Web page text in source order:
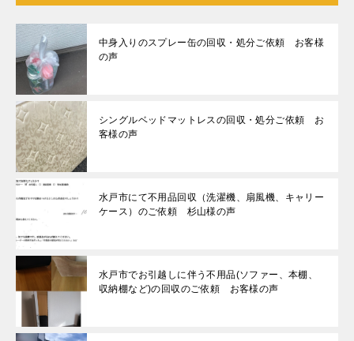
中身入りのスプレー缶の回収・処分ご依頼 お客様
の声
シングルベッドマットレスの回収・処分ご依頼 お
客様の声
水戸市にて不用品回収（洗濯機、扇風機、キャリー
ケース）のご依頼 杉山様の声
水戸市でお引越しに伴う不用品(ソファー、本棚、
収納棚など)の回収のご依頼 お客様の声